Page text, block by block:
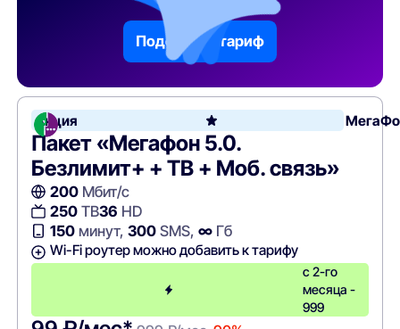
Подобрать тариф
Акция
Пакет «Мегафон 5.0.
Безлимит+ + ТВ + Моб. связь»
200Мбит/с
250ТВ36 HD
150минут, 300SMS, ∞Гб
Wi-Fi роутер можно добавить к тарифу
с 2-го
месяца -
999